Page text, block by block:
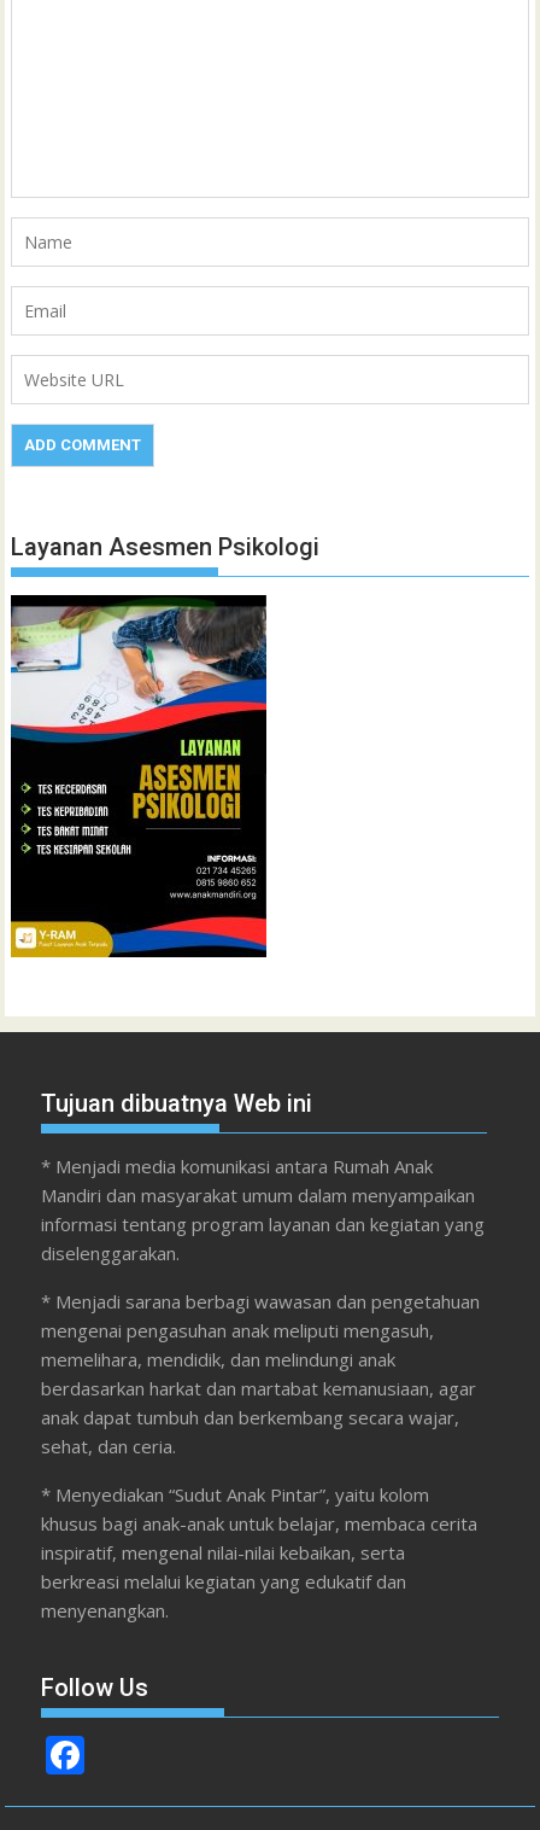
Layanan Asesmen Psikologi
Tujuan dibuatnya Web ini
* Menjadi media komunikasi antara Rumah Anak
Mandiri dan masyarakat umum dalam menyampaikan
informasi tentang program layanan dan kegiatan yang
diselenggarakan.
* Menjadi sarana berbagi wawasan dan pengetahuan
mengenai pengasuhan anak meliputi mengasuh,
memelihara, mendidik, dan melindungi anak
berdasarkan harkat dan martabat kemanusiaan, agar
anak dapat tumbuh dan berkembang secara wajar,
sehat, dan ceria.
* Menyediakan “Sudut Anak Pintar”, yaitu kolom
khusus bagi anak-anak untuk belajar, membaca cerita
inspiratif, mengenal nilai-nilai kebaikan, serta
berkreasi melalui kegiatan yang edukatif dan
menyenangkan.
Follow Us
ac